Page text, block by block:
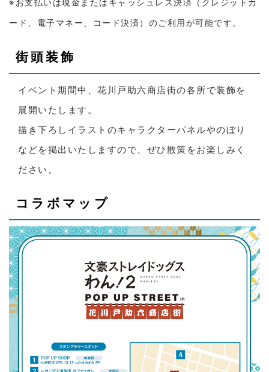
※お支払いは現金またはキャッシュレス決済（クレジットカ
ード、電子マネー、コード決済）のご利用が可能です。
街頭装飾
イベント期間中、花川戸助六商店街の各所で装飾を
展開いたします。
描き下ろしイラストのキャラクターパネルやのぼり
などを掲出いたしますので、ぜひ散策をお楽しみく
ださい。
コラボマップ